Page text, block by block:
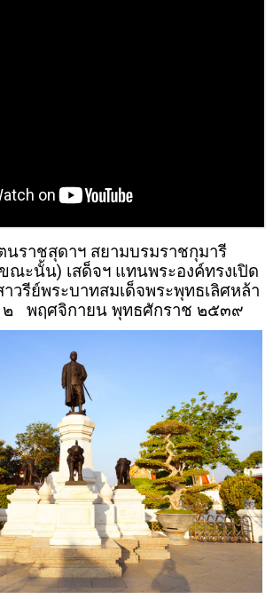
นราชสุดาฯ สยามบรมราชกุมารี
ณะนั้น) เสด็จฯ แทนพระองค์ทรงเปิด
วรีย์พระบาทสมเด็จพระพุทธเลิศหล้า
๒ พฤศจิกายน พุทธศักราช ๒๕๓๙